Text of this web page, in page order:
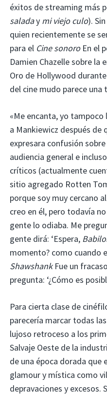
éxitos de streaming más
saladay mi viejo culo).
quien recientemente se
para el Cine sonoro En el
Damien Chazelle sobre la
Oro de Hollywood
del cine mudo parece una
«Me encanta, yo
a Mankiewicz después de
expresara confusión sobre
audiencia general e
críticos (actualmente
sitio agregado Rotten
porque soy muy cercano
creo en él, pero todavía
gente lo odiaba. Me
gente dirá: ‘Espera,
momento? como cuando
ShawshankFue un
pregunta: ‘¿Cómo es
Para cierta clase de
parecería marcar todas
lujoso retroceso a los
Salvaje Oeste de la
de una época dorada que
glamour y mística como
depravaciones y excesos.